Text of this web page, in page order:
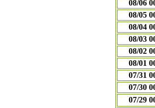
08/06
08/05
08/04
08/03
08/02
08/01
07/31
07/30
07/29